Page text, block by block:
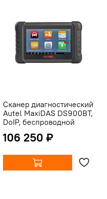
Сканер диагностический
Autel MaxiDAS DS900BT,
DoIP, беспроводной
106 250 ₽